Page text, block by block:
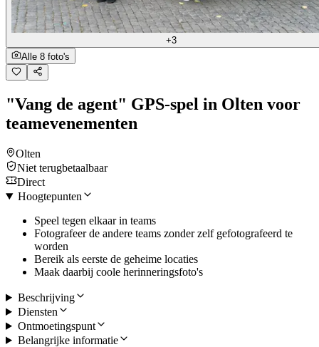
+3
Alle 8 foto's
"Vang de agent" GPS-spel in Olten voor
teamevenementen
Olten
Niet terugbetaalbaar
Direct
Hoogtepunten
Speel tegen elkaar in teams
Fotografeer de andere teams zonder zelf gefotografeerd te
worden
Bereik als eerste de geheime locaties
Maak daarbij coole herinneringsfoto's
Beschrijving
Diensten
Ontmoetingspunt
Belangrijke informatie